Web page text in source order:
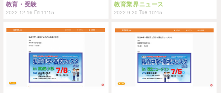
教育・受験
2022.12.16 Fri 11:15
教育業界ニュース
2022.9.20 Tue 10:45